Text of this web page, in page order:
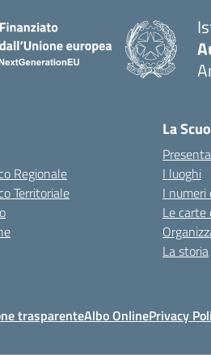
Regionale
Territoriale
La
I luoghi
I numeri
Le carte
La storia
trasparenteAlbo OnlinePrivacy